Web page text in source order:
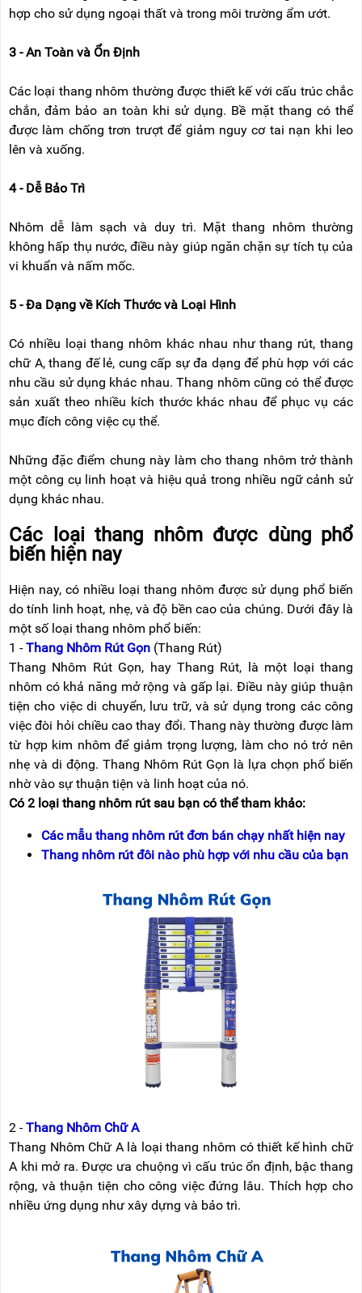
hợp cho sử dụng ngoại thất và trong môi trường ẩm ướt.
3 - An Toàn và Ổn Định
Các loại thang nhôm thường được thiết kế với cấu trúc chắc
chắn, đảm bảo an toàn khi sử dụng. Bề mặt thang có thể
được làm chống trơn trượt để giảm nguy cơ tai nạn khi leo
lên và xuống.
4 - Dễ Bảo Trì
Nhôm dễ làm sạch và duy trì. Mặt thang nhôm thường
không hấp thụ nước, điều này giúp ngăn chặn sự tích tụ của
vi khuẩn và nấm mốc.
5 - Đa Dạng về Kích Thước và Loại Hình
Có nhiều loại thang nhôm khác nhau như thang rút, thang
chữ A, thang đế lẻ, cung cấp sự đa dạng để phù hợp với các
nhu cầu sử dụng khác nhau. Thang nhôm cũng có thể được
sản xuất theo nhiều kích thước khác nhau để phục vụ các
mục đích công việc cụ thể.
Những đặc điểm chung này làm cho thang nhôm trở thành
một công cụ linh hoạt và hiệu quả trong nhiều ngữ cảnh sử
dụng khác nhau.
Các loại thang nhôm được dùng phổ
biến hiện nay
Hiện nay, có nhiều loại thang nhôm được sử dụng phổ biến
do tính linh hoạt, nhẹ, và độ bền cao của chúng. Dưới đây là
một số loại thang nhôm phổ biến:
1 -Thang Nhôm Rút Gọn (Thang Rút)
Thang Nhôm Rút Gọn, hay Thang Rút, là một loại thang
nhôm có khả năng mở rộng và gấp lại. Điều này giúp thuận
tiện cho việc di chuyển, lưu trữ, và sử dụng trong các công
việc đòi hỏi chiều cao thay đổi. Thang này thường được làm
từ hợp kim nhôm để giảm trọng lượng, làm cho nó trở nên
nhẹ và di động. Thang Nhôm Rút Gọn là lựa chọn phổ biến
nhờ vào sự thuận tiện và linh hoạt của nó.
Có 2 loại thang nhôm rút sau bạn có thể tham khảo:
Các mẫu thang nhôm rút đơn bán chạy nhất hiện nay
Thang nhôm rút đôi nào phù hợp với nhu cầu của bạn
2 -Thang Nhôm Chữ A
Thang Nhôm Chữ A là loại thang nhôm có thiết kế hình chữ
A khi mở ra. Được ưa chuộng vì cấu trúc ổn định, bậc thang
rộng, và thuận tiện cho công việc đứng lâu. Thích hợp cho
nhiều ứng dụng như xây dựng và bảo trì.